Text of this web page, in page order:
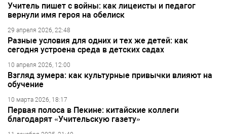
Учитель пишет с войны: как лицеисты и педагог
вернули имя героя на обелиск
29 апреля 2026, 22:48
Разные условия для одних и тех же детей: как
сегодня устроена среда в детских садах
10 апреля 2026, 12:00
Взгляд зумера: как культурные привычки влияют на
обучение
10 марта 2026, 18:17
Первая полоса в Пекине: китайские коллеги
благодарят «Учительскую газету»